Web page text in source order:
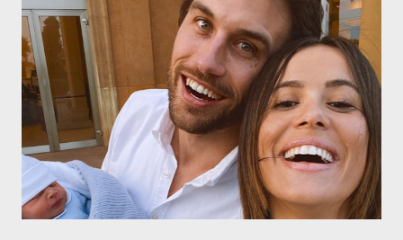
contaba detalles del homenaje en Actualida Rosa en RCE
radio,en el programa que presento todos los jueves de 17 a 18
horas . Carolina y Quionia Pagés Carolina Pagés La cita ,en el
Museu Marítim de BCN ,en las Drassanes reunió a figuras
destacadas del sector,así como clientes, autoridades y medios
de comunicación, en una velada inolvidable bajo el lema “Cien
años peinando almas, creando belleza,i...